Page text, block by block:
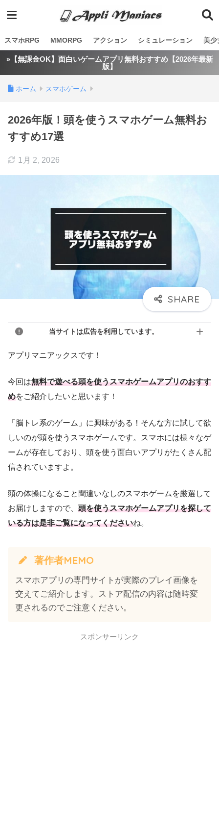
スマホRPG MMORPG アクション シミュレーション 美少
»【無課金OK】面白いゲームアプリ無料おすすめ【2026年最新
版】
ホーム スマホゲーム
2026年版！頭を使うスマホゲーム無料お
すすめ17選
1月 2, 2026
当サイトは広告を利用しています。
アプリマニアックスです！
今回は無料で遊べる頭を使うスマホゲームアプリのおすす
めをご紹介したいと思います！
「脳トレ系のゲーム」に興味がある！そんな方に試して欲
しいのが頭を使うスマホゲームです。スマホには様々なゲ
ームが存在しており、頭を使う面白いアプリがたくさん配
信されていますよ。
頭の体操になること間違いなしのスマホゲームを厳選して
お届けしますので、 頭を使うスマホゲームアプリを探して
いる方は是非ご覧になってくださいね。
著作者MEMO
スマホアプリの専門サイトが実際のプレイ画像を
交えてご紹介します。ストア配信の内容は随時変
更されるのでご注意ください。
スポンサーリンク